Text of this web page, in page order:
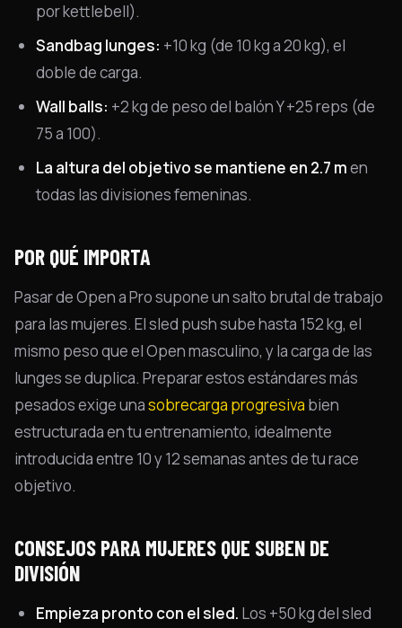
por kettlebell).
Sandbag lunges: +10 kg (de 10 kg a 20 kg), el
doble de carga.
Wall balls: +2 kg de peso del balón Y +25 reps (de
75 a 100).
La altura del objetivo se mantiene en 2.7 men
todas las divisiones femeninas.
POR QUÉ IMPORTA
Pasar de Open a Pro supone un salto brutal de trabajo
para las mujeres. El sled push sube hasta 152 kg, el
mismo peso que el Open masculino, y la carga de las
lunges se duplica. Preparar estos estándares más
pesados exige unasobrecarga progresiva bien
estructurada en tu entrenamiento, idealmente
introducida entre 10 y 12 semanas antes de tu race
objetivo.
CONSEJOS PARA MUJERES QUE SUBEN DE
DIVISIÓN
Empieza pronto con el sled. Los +50 kg del sled